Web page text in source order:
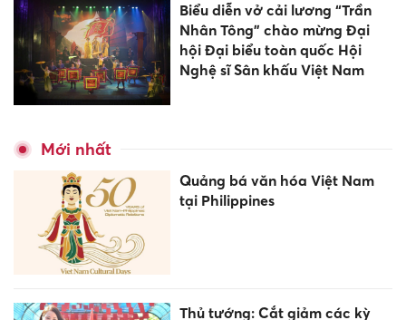
Biểu diễn vở cải lương “Trần
Nhân Tông” chào mừng Đại
hội Đại biểu toàn quốc Hội
Nghệ sĩ Sân khấu Việt Nam
Mới nhất
Quảng bá văn hóa Việt Nam
tại Philippines
Thủ tướng: Cắt giảm các kỳ